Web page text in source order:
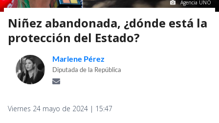
Agencia UNO
Niñez abandonada, ¿dónde está la
protección del Estado?
Marlene Pérez
Diputada de la República
Viernes 24 mayo de 2024 | 15:47